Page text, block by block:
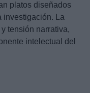
platos diseñados
investigación. La
tensión narrativa,
intelectual del